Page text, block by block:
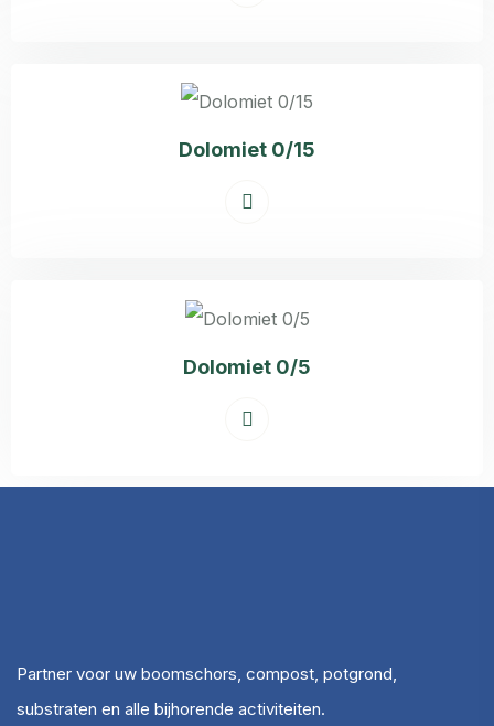
Dolomiet 0/15
Dolomiet 0/5
Partner voor uw boomschors, compost, potgrond,
substraten en alle bijhorende activiteiten.